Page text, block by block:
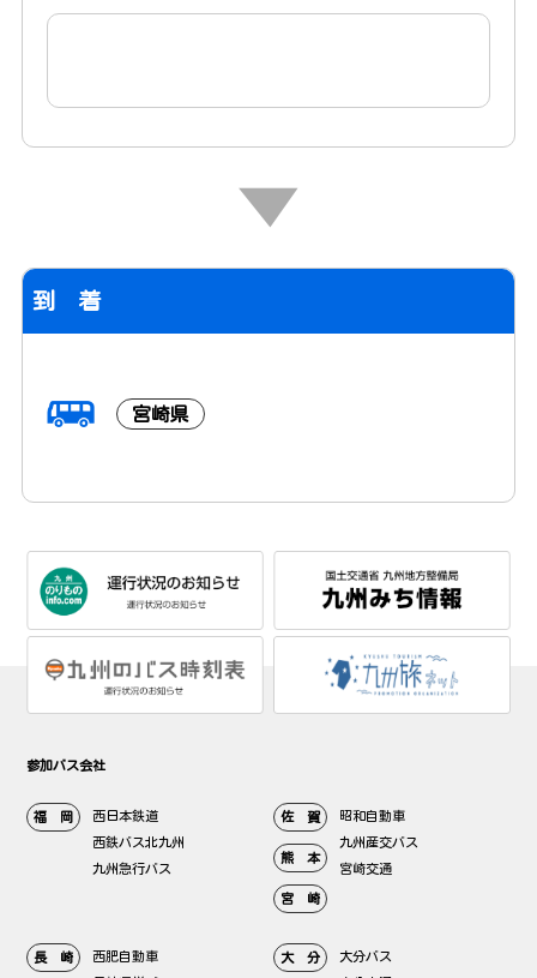
到 着
宮崎県
参加バス会社
福 岡
西日本鉄道
西鉄バス北九州
九州急行バス
佐 賀
熊 本
宮 崎
昭和自動車
九州産交バス
宮崎交通
長 崎
西肥自動車
大 分
大分バス